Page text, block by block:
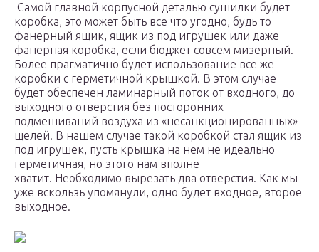
Самой главной корпусной деталью сушилки будет
коробка, это может быть все что угодно, будь то
фанерный ящик, ящик из под игрушек или даже
фанерная коробка, если бюджет совсем мизерный.
Более прагматично будет использование все же
коробки с герметичной крышкой. В этом случае
будет обеспечен ламинарный поток от входного, до
выходного отверстия без посторонних
подмешиваний воздуха из «несанкционированных»
щелей. В нашем случае такой коробкой стал ящик из
под игрушек, пусть крышка на нем не идеально
герметичная, но этого нам вполне
хватит. Необходимо вырезать два отверстия. Как мы
уже вскользь упомянули, одно будет входное, второе
выходное.